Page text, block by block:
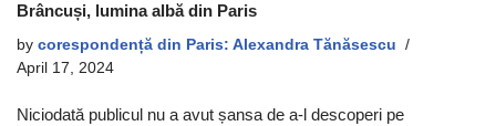
Brâncuși, lumina albă din Paris
by corespondență din Paris: Alexandra Tănăsescu
April 17, 2024
Niciodată publicul nu a avut șansa de a-l descoperi pe